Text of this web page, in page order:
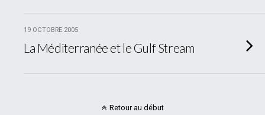
19 OCTOBRE 2005
La Méditerranée et le Gulf Stream
Retour au début